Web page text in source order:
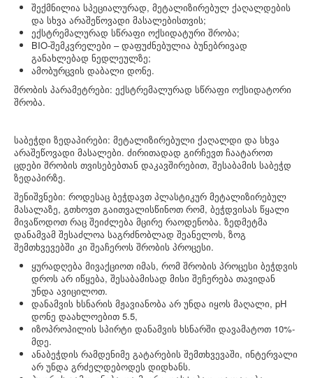
შექმნილია სპეციალურად, მეტალიზირებულ ქაღალდების
და სხვა არაშეწოვადი მასალებისთვის;
ექსტრემალურად სწრაფი ოქსიდატური შრობა;
BIO-შემკვრელები – დაფუძნებულია ბუნებრივად
განახლებად ნედლეულზე;
ამობურცვის დაბალი დონე.
შრობის პარამეტრები: ექსტრემალურად სწრაფი ოქსიდატორი
შრობა.
საბეჭდი ზედაპირები: მეტალიზირებული ქაღალდი და სხვა
არაშეწოვადი მასალები. ძირითადად გირჩევთ ჩაატაროთ
ცდები შრობის თვისებებთან დაკავშირებით, შესაბამის საბეჭდ
ზედაპირზე.
შენიშვნები: როდესაც ბეჭდავთ პლასტიკურ მეტალიზირებულ
მასალაზე, გთხოვთ გაითვალისწინოთ რომ, ბეჭდვისას წყალი
მივაწოდოთ რაც შეიძლება მცირე რაოდენობა. ზედმეტმა
დანამვამ შესაძლოა საგრძნობლად შეანელოს, ზოგ
შემთხვევებში კი შეაჩეროს შრობის პროცესი.
ყურადღება მივაქციოთ იმას, რომ შრობის პროცესი ბეჭდვის
დროს არ იწყება, შესაბამისად მისი შეჩერება თავიდან
უნდა ავიცილოთ.
დანამვის ხსნარის მჟავიანობა არ უნდა იყოს მაღალი, pH
დონე დაახლოებით 5.5,
იზოპროპილის სპირტი დანამვის ხსნარში დავამატოთ 10%-
მდე.
ანაბეჭდის რამდენიმე გატარების შემთხვევაში, ინტერვალი
არ უნდა გრძელდებოდეს დიდხანს.